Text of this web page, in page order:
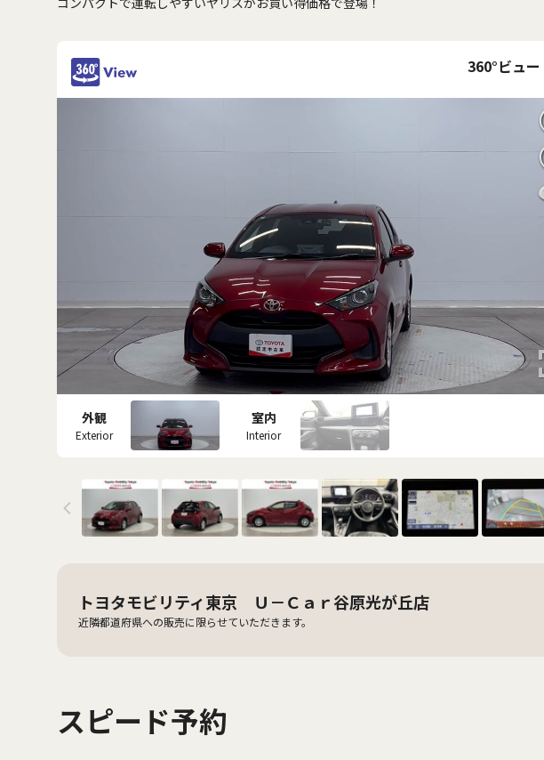
360°ビュー
外観
Exterior
室内
Interior
トヨタモビリティ東京 Ｕ－Ｃａｒ谷原光が丘店
近隣都道府県への販売に限らせていただきます。
スピード予約